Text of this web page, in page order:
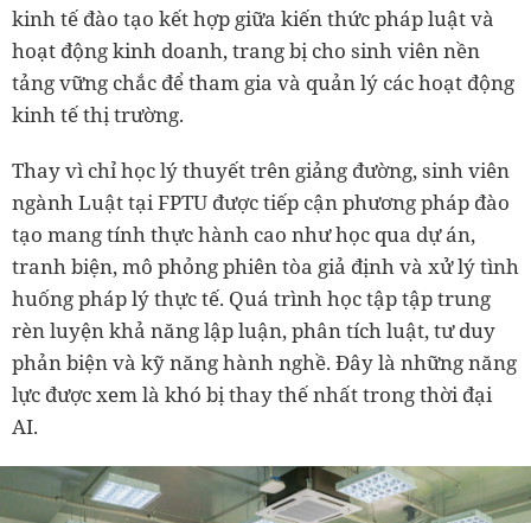
kinh tế đào tạo kết hợp giữa kiến thức pháp luật và
hoạt động kinh doanh, trang bị cho sinh viên nền
tảng vững chắc để tham gia và quản lý các hoạt động
kinh tế thị trường.
Thay vì chỉ học lý thuyết trên giảng đường, sinh viên
ngành Luật tại FPTU được tiếp cận phương pháp đào
tạo mang tính thực hành cao như học qua dự án,
tranh biện, mô phỏng phiên tòa giả định và xử lý tình
huống pháp lý thực tế. Quá trình học tập tập trung
rèn luyện khả năng lập luận, phân tích luật, tư duy
phản biện và kỹ năng hành nghề. Đây là những năng
lực được xem là khó bị thay thế nhất trong thời đại
AI.